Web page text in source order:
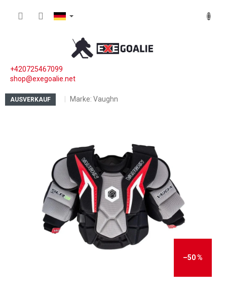
+420725467099
shop@exegoalie.net
AUSVERKAUF Marke: Vaughn
–50 %